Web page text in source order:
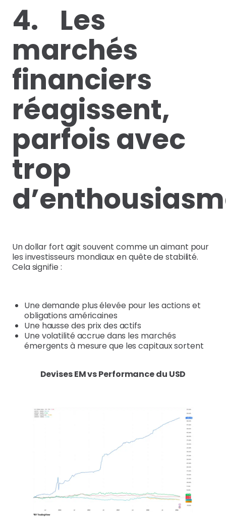
4. Les
marchés
financiers
réagissent,
parfois avec
trop
Un dollar fort agit souvent comme un aimant pour
les investisseurs mondiaux en quête de stabilité.
Cela signifie :
Une demande plus élevée pour les actions et
obligations américaines
Une hausse des prix des actifs
Une volatilité accrue dans les marchés
émergents à mesure que les capitaux sortent
Devises EM vs Performance du USD